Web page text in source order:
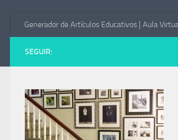
Generador de Artículos Educativos | Aula
SEGUIR: